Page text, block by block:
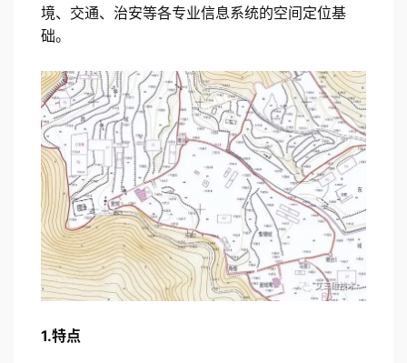
境、交通、治安等各专业信息系统的空间定位基
础。
1.特点